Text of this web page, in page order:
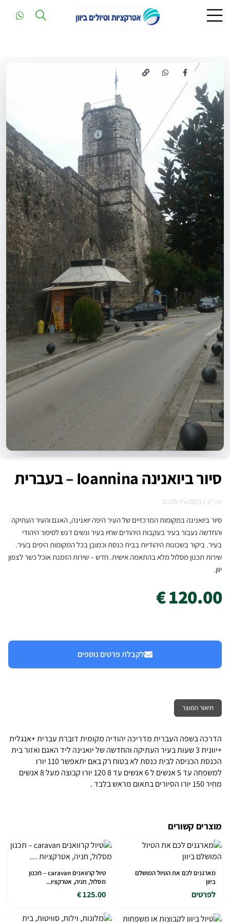
סיור ביואנינה Ioannina – בעברית
מק"ט: S1239-PwZQCYJ
סיור ביואנינה במקומות המרכזיים של העיר היפה יואנינה, האגם והעיר העתיקה
והחדשה נעבור בעיר בעקבות היהודים שחיו בעיר ונשים דגש לסיפור היהודי
בעיר. ביקור בשכונות היהודיות בבית כנסת וכמובן בכל המקומות היפים בעיר.
שירות תכנון מסלול מלא בהתאמה אישית. חדש – שירות הזמנת אוכל כשר לצפון
יוון.
120.00 €
לקבלת פרטים נוספים
תיאור המוצר
הדרכה בשפה העברית מדריכה יהודיה מקומית דוברת עברית +אנגלית
+יוונית 3 שעות בעיר העתיקה והחדשה של יואנינה ליד האגם ואזור בית
הכנסת הכניסה לבית כנסת לא בטוח רק באם יתאפשר 110 יורו
למשפחה עד 5 אנשים ל 6 אנשים עד 8 120 יורו קבוצה מעל 8 אנשים
מחיר 150 יורו הסיורים בתאום מראש בלבד .
מוצרים קשורים
מארגנים לכם את הטיול המושלם
ביוון
לפרטים
טיול קרוואנים caravan – תכנון
מסלול, חניה, אטרקציו...
125.00 €